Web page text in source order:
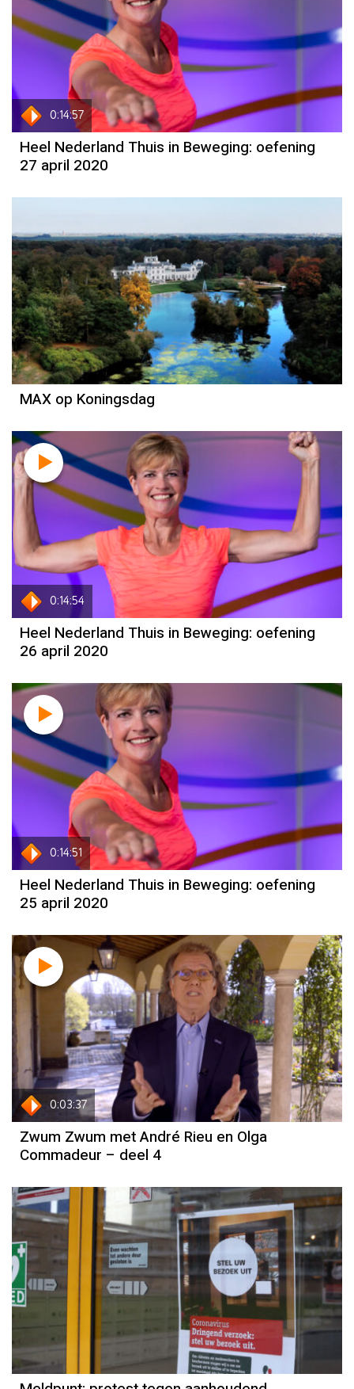
0:14:57
Heel Nederland Thuis in Beweging: oefening
27 april 2020
MAX op Koningsdag
0:14:54
Heel Nederland Thuis in Beweging: oefening
26 april 2020
0:14:51
Heel Nederland Thuis in Beweging: oefening
25 april 2020
0:03:37
Zwum Zwum met André Rieu en Olga
Commadeur – deel 4